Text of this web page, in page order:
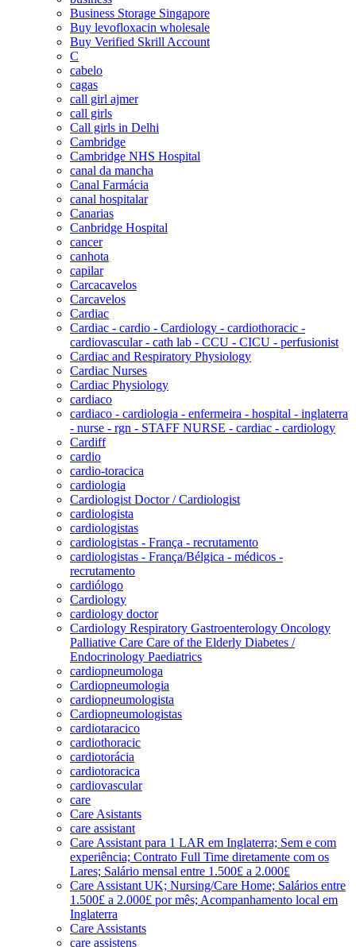
Business Storage Singapore
Buy levofloxacin wholesale
Buy Verified Skrill Account
C
cabelo
cagas
call girl ajmer
call girls
Call girls in Delhi
Cambridge
Cambridge NHS Hospital
canal da mancha
Canal Farmácia
canal hospitalar
Canarias
Canbridge Hospital
cancer
canhota
capilar
Carcacavelos
Carcavelos
Cardiac
Cardiac - cardio - Cardiology - cardiothoracic -
cardiovascular - cath lab - CCU - CICU - perfusionist
Cardiac and Respiratory Physiology
Cardiac Nurses
Cardiac Physiology
cardiaco
cardiaco - cardiologia - enfermeira - hospital - inglaterra
- nurse - rgn - STAFF NURSE - cardiac - cardiology
Cardiff
cardio
cardio-toracica
cardiologia
Cardiologist Doctor / Cardiologist
cardiologista
cardiologistas
cardiologistas - França - recrutamento
cardiologistas - França/Bélgica - médicos -
recrutamento
cardiólogo
Cardiology
cardiology doctor
Cardiology Respiratory Gastroenterology Oncology
Palliative Care Care of the Elderly Diabetes /
Endocrinology Paediatrics
cardiopneumologa
Cardiopneumologia
cardiopneumologista
Cardiopneumologistas
cardiotaracico
cardiothoracic
cardiotorácia
cardiotoracica
cardiovascular
care
Care Asistants
care assistant
Care Assistant para 1 LAR em Inglaterra; Sem e com
experiência; Contrato Full Time diretamente com os
Lares; Salário mensal entre 1.500£ a 2.000£
Care Assistant UK; Nursing/Care Home; Salários entre
1.500£ a 2.000£ por mês; Acompanhamento local em
Inglaterra
Care Assistants
care assistens